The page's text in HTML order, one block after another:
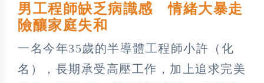
男工程師缺乏病識感 情緒大暴走
險釀家庭失和
一名今年35歲的半導體工程師小許（化
名），長期承受高壓工作，加上追求完美